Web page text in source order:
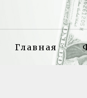
Главная